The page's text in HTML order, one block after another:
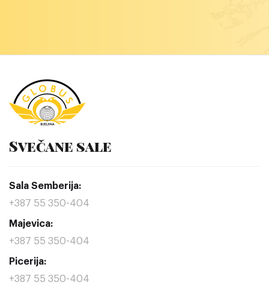
Svečane sale
Sala Semberija:
+387 55 350-404
Majevica:
+387 55 350-404
Picerija:
+387 55 350-404